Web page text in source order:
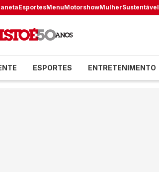
EsportesMenuMotorshowMulherSustentável
ESPORTES ENTRETENIMENTO